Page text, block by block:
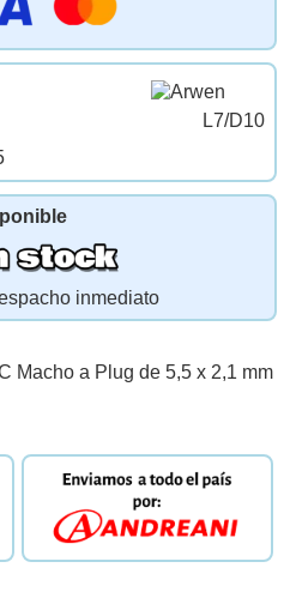
L7/D10
inmediato
Macho a Plug de 5,5 x 2,1 mm